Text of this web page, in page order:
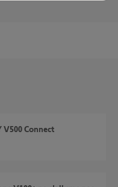
V500 Connect